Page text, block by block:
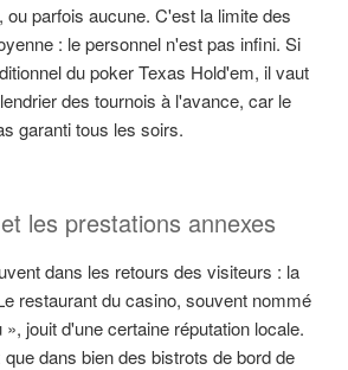
ou parfois aucune. C'est la limite des
: le personnel n'est pas infini. Si
du poker Texas Hold'em, il vaut
des tournois à l'avance, car le
garanti tous les soirs.
les prestations annexes
dans les retours des visiteurs : la
restaurant du casino, souvent nommé
jouit d'une certaine réputation locale.
dans bien des bistrots de bord de